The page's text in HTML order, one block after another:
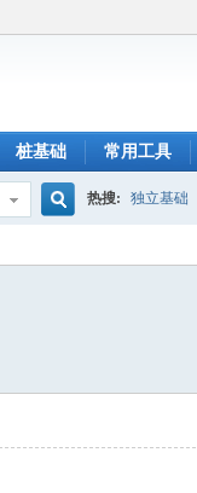
桩基础 常用工具
热搜: 独立基础